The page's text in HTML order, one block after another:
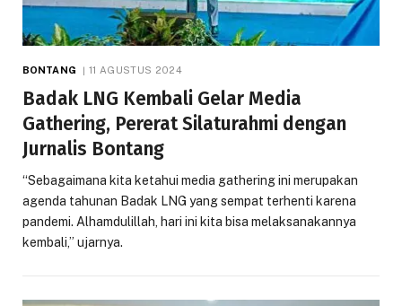
BONTANG 11 AGUSTUS 2024
Badak LNG Kembali Gelar Media
Gathering, Pererat Silaturahmi dengan
Jurnalis Bontang
“Sebagaimana kita ketahui media gathering ini merupakan
agenda tahunan Badak LNG yang sempat terhenti karena
pandemi. Alhamdulillah, hari ini kita bisa melaksanakannya
kembali,” ujarnya.